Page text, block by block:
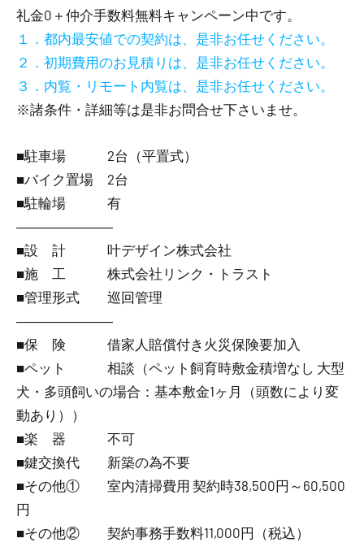
礼金0 ＋ 仲介手数料無料キャンペーン中です。
１．都内最安値での契約は、是非お任せください。
２．初期費用のお見積りは、是非お任せください。
３．内覧・リモート内覧は、是非お任せください。
※諸条件・詳細等は是非お問合せ下さいませ。
■駐車場 2台（平置式）
■バイク置場 2台
■駐輪場 有
―――――――
■設 計 叶デザイン株式会社
■施 工 株式会社リンク・トラスト
■管理形式 巡回管理
―――――――
■保 険 借家人賠償付き火災保険要加入
■ペット 相談（ペット飼育時敷金積増なし 大型
犬・多頭飼いの場合：基本敷金1ヶ月（頭数により変
動あり））
■楽 器 不可
■鍵交換代 新築の為不要
■その他① 室内清掃費用 契約時38,500円～60,500
円
■その他② 契約事務手数料11,000円（税込）